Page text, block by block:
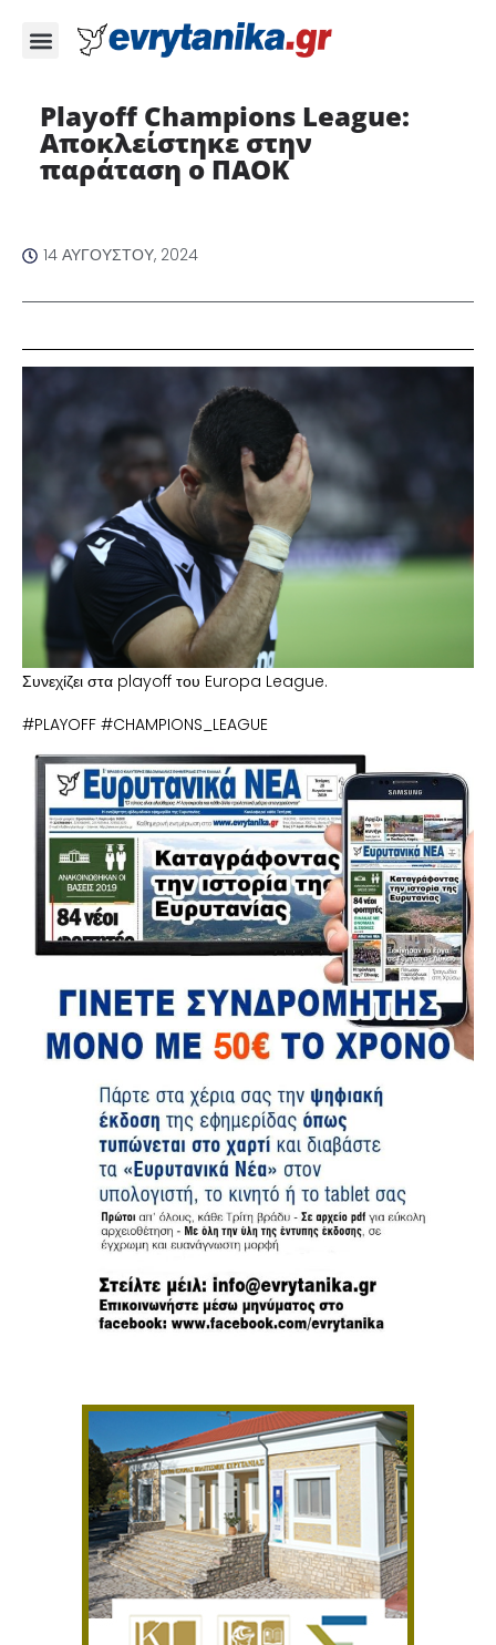
Playoff Champions League:
Αποκλείστηκε στην
παράταση ο ΠΑΟΚ
14 ΑΥΓΟΎΣΤΟΥ, 2024
Συνεχίζει στα playoff του Europa League.
#PLAYOFF #CHAMPIONS_LEAGUE